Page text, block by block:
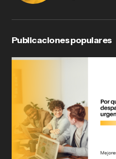
Publicaciones populares